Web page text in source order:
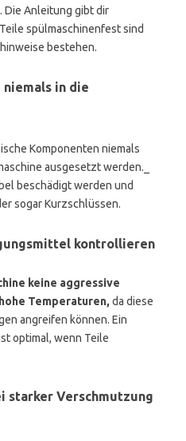
Die Anleitung gibt dir
spülmaschinenfest sind
bestehen.
in die
Komponenten niemals
ausgesetzt werden._
beschädigt werden und
sogar Kurzschlüssen.
kontrollieren
keine aggressive
Temperaturen, da diese
angreifen können. Ein
optimal, wenn Teile
starker Verschmutzung